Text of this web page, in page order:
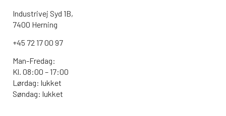
Industrivej Syd 1B,
7400 Herning
+45 72 17 00 97
Man-Fredag:
Kl. 08:00 – 17:00
Lørdag: lukket
Søndag: lukket